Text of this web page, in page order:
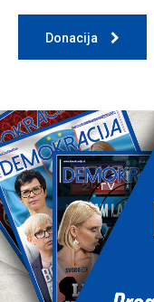
Donacija